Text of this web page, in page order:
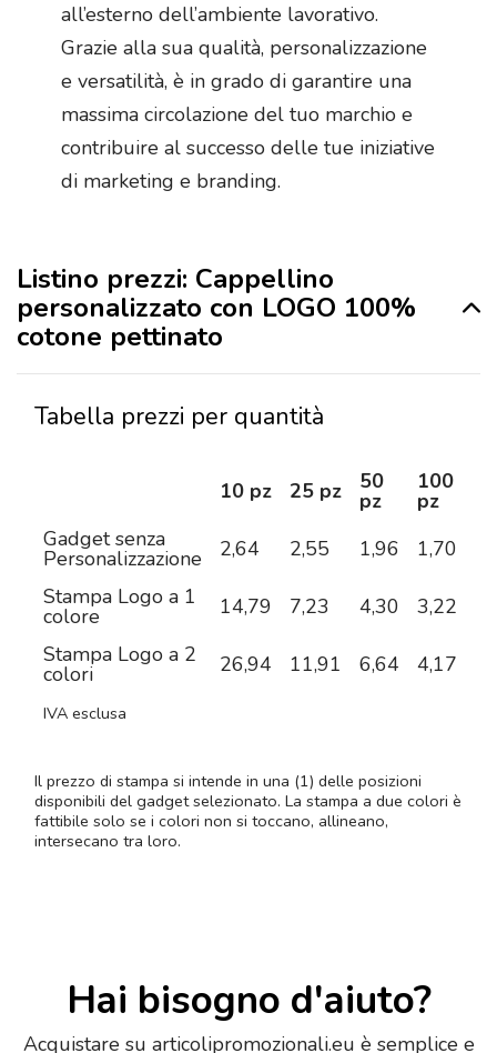
all’esterno dell’ambiente lavorativo.
Grazie alla sua qualità, personalizzazione
e versatilità, è in grado di garantire una
massima circolazione del tuo marchio e
contribuire al successo delle tue iniziative
di marketing e branding.
Listino prezzi: Cappellino
personalizzato con LOGO 100%
cotone pettinato
Tabella prezzi per quantità
10 pz 25 pz 50
pz
100
pz
Gadget senza
Personalizzazione 2,64 2,55 1,96 1,70
Stampa Logo a 1
colore 14,79 7,23 4,30 3,22
Stampa Logo a 2
colori 26,94 11,91 6,64 4,17
IVA esclusa
Il prezzo di stampa si intende in una (1) delle posizioni
disponibili del gadget selezionato. La stampa a due colori è
fattibile solo se i colori non si toccano, allineano,
intersecano tra loro.
Hai bisogno d'aiuto?
Acquistare su articolipromozionali.eu è semplice e